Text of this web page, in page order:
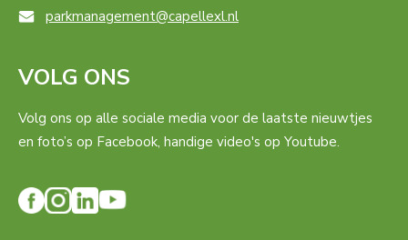
parkmanagement@capellexl.nl
VOLG ONS
Volg ons op alle sociale media voor de laatste nieuwtjes
en foto’s op Facebook, handige video's op Youtube.